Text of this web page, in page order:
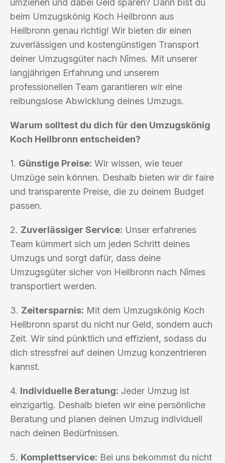
umziehen und dabei Geld sparen? Dann bist du
beim Umzugskönig Koch Heilbronn aus
Heilbronn genau richtig! Wir bieten dir einen
zuverlässigen und kostengünstigen Transport
deiner Umzugsgüter nach Nîmes. Mit unserer
langjährigen Erfahrung und unserem
professionellen Team garantieren wir eine
reibungslose Abwicklung deines Umzugs.
Warum solltest du dich für den Umzugskönig
Koch Heilbronn entscheiden?
1. Günstige Preise: Wir wissen, wie teuer
Umzüge sein können. Deshalb bieten wir dir faire
und transparente Preise, die zu deinem Budget
passen.
2. Zuverlässiger Service: Unser erfahrenes
Team kümmert sich um jeden Schritt deines
Umzugs und sorgt dafür, dass deine
Umzugsgüter sicher von Heilbronn nach Nîmes
transportiert werden.
3. Zeitersparnis: Mit dem Umzugskönig Koch
Heilbronn sparst du nicht nur Geld, sondern auch
Zeit. Wir sind pünktlich und effizient, sodass du
dich stressfrei auf deinen Umzug konzentrieren
kannst.
4. Individuelle Beratung: Jeder Umzug ist
einzigartig. Deshalb bieten wir eine persönliche
Beratung und planen deinen Umzug individuell
nach deinen Bedürfnissen.
5. Komplettservice: Bei uns bekommst du nicht